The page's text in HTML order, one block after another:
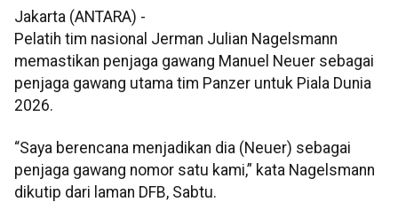
Jakarta (ANTARA) -
Pelatih tim nasional Jerman Julian Nagelsmann
memastikan penjaga gawang Manuel Neuer sebagai
penjaga gawang utama tim Panzer untuk Piala Dunia
2026.
“Saya berencana menjadikan dia (Neuer) sebagai
penjaga gawang nomor satu kami,” kata Nagelsmann
dikutip dari laman DFB, Sabtu.